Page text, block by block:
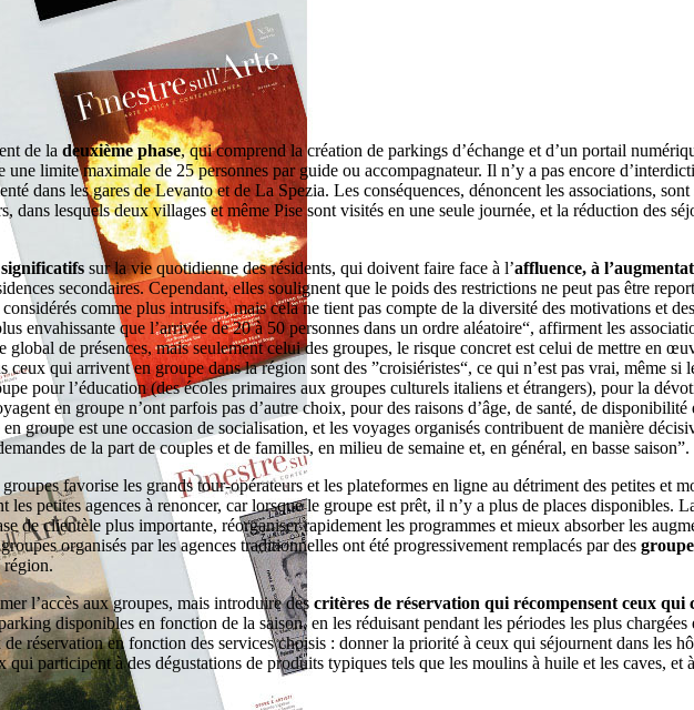
de la deuxième phase, qui comprend la création de parkings d’échange et d’un portail
limite maximale de 25 personnes par guide ou accompagnateur. Il n’y a pas encore
dans les gares de Levanto et de La Spezia. Les conséquences, dénoncent les associations,
lesquels deux villages et même Pise sont visités en une seule journée, et la réduction des
sur la vie quotidienne des résidents, qui doivent faire face à l’affluence, à
secondaires. Cependant, elles soulignent que le poids des restrictions ne peut pas être
comme plus intrusifs, mais cela ne tient pas compte de la diversité des motivations et
envahissante que l’arrivée de 20 à 50 personnes dans un ordre aléatoire“, affirment les
de présences, mais seulement celui des groupes, le risque concret est celui de mettre en
qui arrivent en groupe dans la région sont des ”croisiéristes“, ce qui n’est pas vrai, même si
pour l’éducation (des écoles primaires aux groupes culturels italiens et étrangers), pour la
en groupe n’ont parfois pas d’autre choix, pour des raisons d’âge, de santé, de
groupe est une occasion de socialisation, et les voyages organisés contribuent de manière
de la part de couples et de familles, en milieu de semaine et, en général, en basse saison”.
favorise les grands tour-opérateurs et les plateformes en ligne au détriment des petites et
petites agences à renoncer, car lorsque le groupe est prêt, il n’y a plus de places disponibles.
de clientèle plus importante, réorganiser rapidement les programmes et mieux absorber les
organisés par les agences traditionnelles ont été progressivement remplacés par des
région.
l’accès aux groupes, mais introduire des critères de réservation qui récompensent ceux qui
disponibles en fonction de la saison, en les réduisant pendant les périodes les plus chargées
réservation en fonction des services choisis : donner la priorité à ceux qui séjournent dans les
participent à des dégustations de produits typiques tels que les moulins à huile et les caves, et